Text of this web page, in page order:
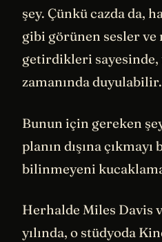
şey. Çünkü cazda da,
gibi görünen sesler ve
getirdikleri sayesinde,
zamanında duyulabilir.
Bunun için gereken
planın dışına
bilinmeyeni
Herhalde Miles Davis
yılında, o stüdyoda